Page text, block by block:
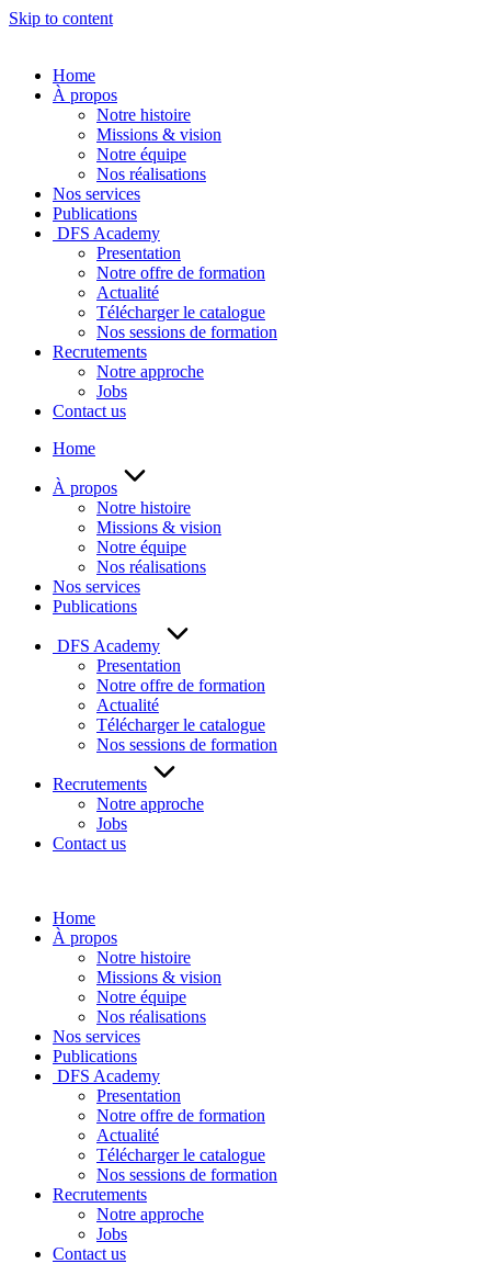
Skip to content
Home
À propos
Notre histoire
Missions & vision
Notre équipe
Nos réalisations
Nos services
Publications
DFS Academy
Presentation
Notre offre de formation
Actualité
Télécharger le catalogue
Nos sessions de formation
Recrutements
Notre approche
Jobs
Contact us
Home
À propos
Notre histoire
Missions & vision
Notre équipe
Nos réalisations
Nos services
Publications
DFS Academy
Presentation
Notre offre de formation
Actualité
Télécharger le catalogue
Nos sessions de formation
Recrutements
Notre approche
Jobs
Contact us
Home
À propos
Notre histoire
Missions & vision
Notre équipe
Nos réalisations
Nos services
Publications
DFS Academy
Presentation
Notre offre de formation
Actualité
Télécharger le catalogue
Nos sessions de formation
Recrutements
Notre approche
Jobs
Contact us